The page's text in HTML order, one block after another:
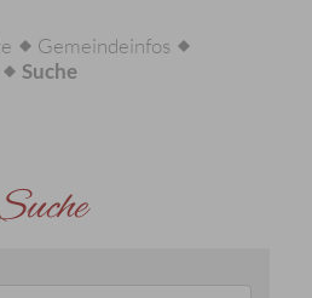
Gemeindeinfos
Suche